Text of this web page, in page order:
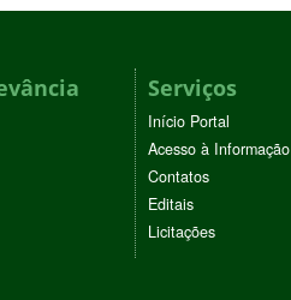
Serviços
Início Portal
Acesso à Informação
Contatos
Editais
Licitações